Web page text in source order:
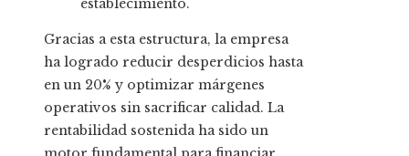
establecimiento.
Gracias a esta estructura, la empresa
ha logrado reducir desperdicios hasta
en un 20% y optimizar márgenes
operativos sin sacrificar calidad. La
rentabilidad sostenida ha sido un